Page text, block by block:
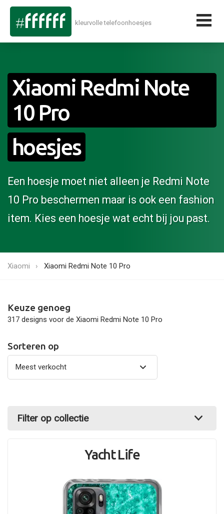
kleurvolle telefoonhoesjes
Xiaomi Redmi Note
10 Pro
hoesjes
Een hoesje moet niet alleen je Redmi Note
10 Pro beschermen maar is ook een fashion
item. Kies een hoesje wat echt bij jou past.
Xiaomi Xiaomi Redmi Note 10 Pro
Keuze genoeg
317 designs voor de Xiaomi Redmi Note 10 Pro
Sorteren op
Filter op collectie
Yacht Life